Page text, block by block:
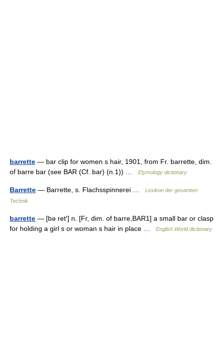
barrette — bar clip for women s hair, 1901, from Fr. barrette, dim.
of barre bar (see BAR (Cf. bar) (n.1)) …
Etymology dictionary
Barrette — Barrette, s. Flachsspinnerei …
Lexikon der gesamten
Technik
barrette — [bə ret′] n. [Fr, dim. of barre,BAR1] a small bar or clasp
for holding a girl s or woman s hair in place …
English World dictionary